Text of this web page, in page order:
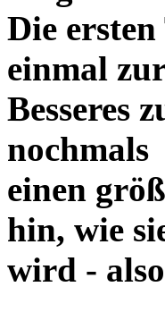
Die
einmal
Besseres
nochmals
einen
hin, wie
wird -